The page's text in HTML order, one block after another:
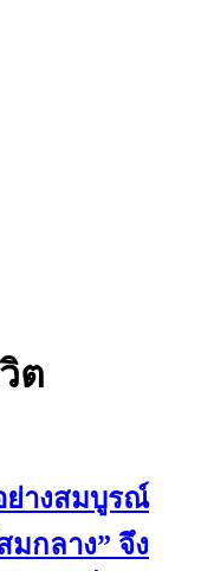
ต
ย่างสมบูรณ์
มกลาง” จึง